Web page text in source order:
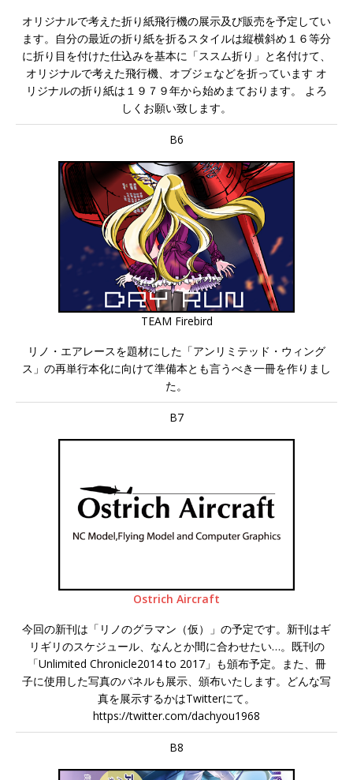
オリジナルで考えた折り紙飛行機の展示及び販売を予定してい
ます。自分の最近の折り紙を折るスタイルは縦横斜め１６等分
に折り目を付けた仕込みを基本に「ススム折り」と名付けて、
オリジナルで考えた飛行機、オブジェなどを折っています オ
リジナルの折り紙は１９７９年から始めまております。 よろ
しくお願い致します。
B6
TEAM Firebird
リノ・エアレースを題材にした「アンリミテッド・ウィング
ス」の再単行本化に向けて準備本とも言うべき一冊を作りまし
た。
B7
Ostrich Aircraft
今回の新刊は「リノのグラマン（仮）」の予定です。新刊はギ
リギリのスケジュール、なんとか間に合わせたい…。既刊の
「Unlimited Chronicle2014 to 2017」も頒布予定。また、冊
子に使用した写真のパネルも展示、頒布いたします。どんな写
真を展示するかはTwitterにて。
https://twitter.com/dachyou1968
B8